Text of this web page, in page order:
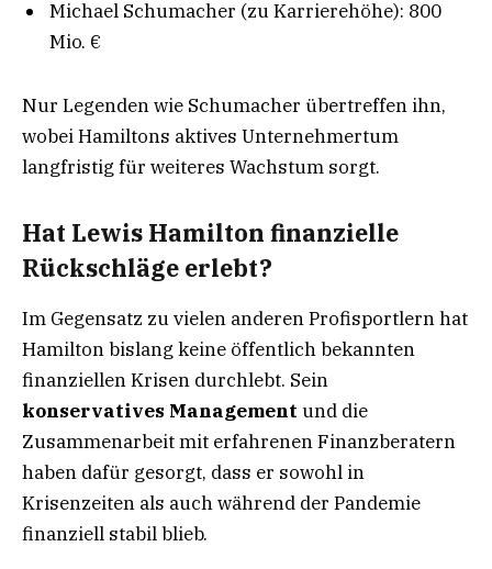
Michael Schumacher (zu Karrierehöhe): 800
Mio. €
Nur Legenden wie Schumacher übertreffen ihn,
wobei Hamiltons aktives Unternehmertum
langfristig für weiteres Wachstum sorgt.
Hat Lewis Hamilton finanzielle
Rückschläge erlebt?
Im Gegensatz zu vielen anderen Profisportlern hat
Hamilton bislang keine öffentlich bekannten
finanziellen Krisen durchlebt. Sein
konservatives Management und die
Zusammenarbeit mit erfahrenen Finanzberatern
haben dafür gesorgt, dass er sowohl in
Krisenzeiten als auch während der Pandemie
finanziell stabil blieb.